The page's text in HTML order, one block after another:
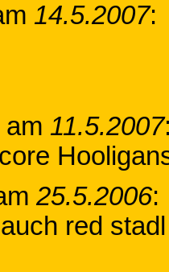
14.5.2007:
11.5.2007
25.5.2006:
red